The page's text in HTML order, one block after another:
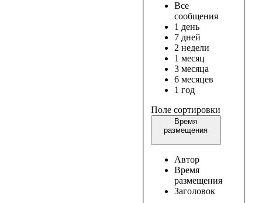
Все
сообщения
1 день
7 дней
2 недели
1 месяц
3 месяца
6 месяцев
1 год
Поле сортировки
Время
размещения
Автор
Время
размещения
Заголовок